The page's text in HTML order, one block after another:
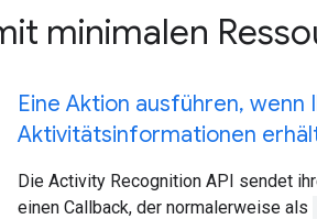
minimalen
Eine Aktion ausführen, wenn
Aktivitätsinformationen
Die Activity Recognition API sendet
einen Callback, der normalerweise als